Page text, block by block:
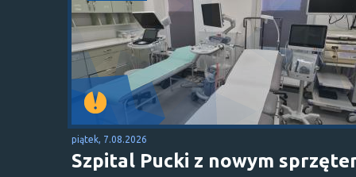
piątek, 7.08.2026
Szpital Pucki z nowym